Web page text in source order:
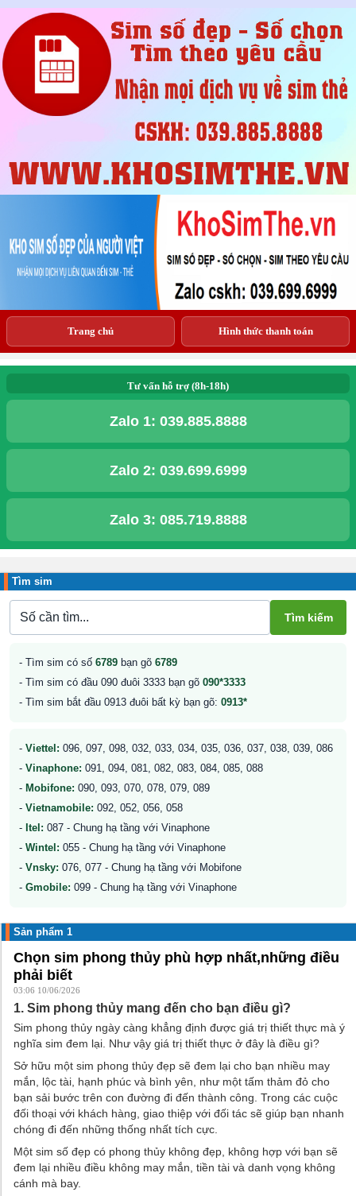
Trang chủ Hình thức thanh toán
Tư vấn hỗ trợ (8h-18h)
Zalo 1: 039.885.8888
Zalo 2: 039.699.6999
Zalo 3: 085.719.8888
Tìm sim
- Tìm sim có số 6789 bạn gõ 6789
- Tìm sim có đầu 090 đuôi 3333 bạn gõ 090*3333
- Tìm sim bắt đầu 0913 đuôi bất kỳ bạn gõ: 0913*
- Viettel: 096, 097, 098, 032, 033, 034, 035, 036, 037, 038, 039, 086
- Vinaphone: 091, 094, 081, 082, 083, 084, 085, 088
- Mobifone: 090, 093, 070, 078, 079, 089
- Vietnamobile: 092, 052, 056, 058
- Itel: 087 - Chung hạ tầng với Vinaphone
- Wintel: 055 - Chung hạ tầng với Vinaphone
- Vnsky: 076, 077 - Chung hạ tầng với Mobifone
- Gmobile: 099 - Chung hạ tầng với Vinaphone
Sản phẩm 1
Chọn sim phong thủy phù hợp nhất,những điều
phải biết
03:06 10/06/2026
1. Sim phong thủy mang đến cho bạn điều gì?
Sim phong thủy ngày càng khẳng định được giá trị thiết thực mà ý
nghĩa sim đem lại. Như vậy giá trị thiết thực ở đây là điều gì?
Sở hữu một sim phong thủy đẹp sẽ đem lại cho bạn nhiều may
mắn, lộc tài, hạnh phúc và bình yên, như một tấm thảm đỏ cho
bạn sải bước trên con đường đi đến thành công. Trong các cuộc
đối thoại với khách hàng, giao thiệp với đối tác sẽ giúp bạn nhanh
chóng đi đến những thống nhất tích cực.
Một sim số đẹp có phong thủy không đẹp, không hợp với bạn sẽ
đem lại nhiều điều không may mắn, tiền tài và danh vọng không
cánh mà bay.